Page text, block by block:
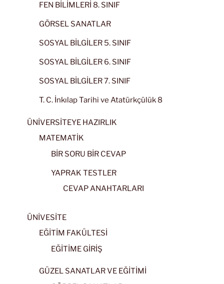
FEN BİLİMLERİ 8. SINIF
GÖRSEL SANATLAR
SOSYAL BİLGİLER 5. SINIF
SOSYAL BİLGİLER 6. SINIF
SOSYAL BİLGİLER 7. SINIF
T. C. İnkılap Tarihi ve Atatürkçülük 8
ÜNİVERSİTEYE HAZIRLIK
MATEMATİK
BİR SORU BİR CEVAP
YAPRAK TESTLER
CEVAP ANAHTARLARI
ÜNİVESİTE
EĞİTİM FAKÜLTESİ
EĞİTİME GİRİŞ
GÜZEL SANATLAR VE EĞİTİMİ